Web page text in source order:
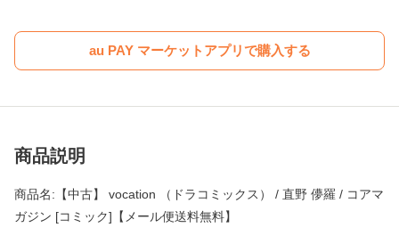
au PAY マーケットアプリで購入する
商品説明
商品名:【中古】 vocation （ドラコミックス） / 直野 儚羅 / コアマ
ガジン [コミック]【メール便送料無料】